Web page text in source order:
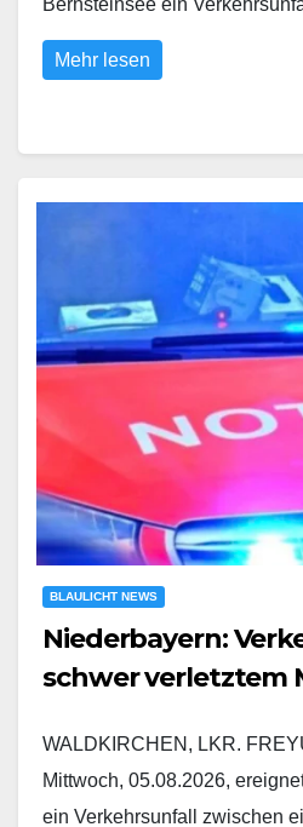
Bernsteinsee ein
Mehr lesen
BLAULICHT NEWS
Niederbayern:
schwer verletztem
WALDKIRCHEN, LKR.
Mittwoch, 05.08.2026,
ein Verkehrsunfall zwischen